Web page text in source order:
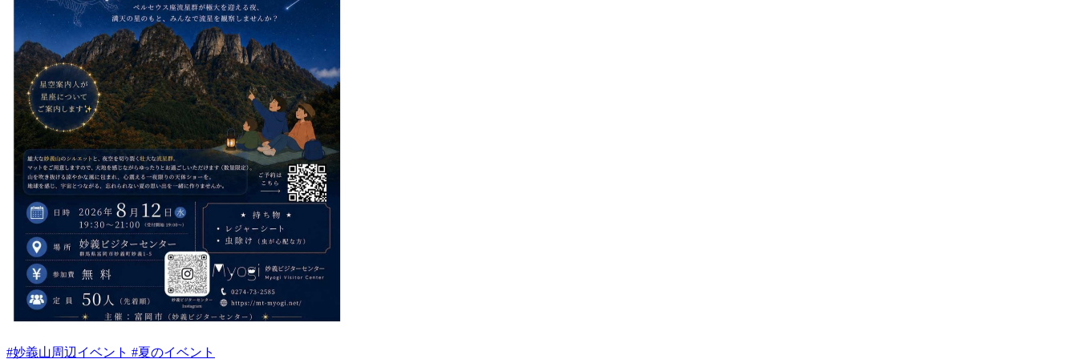
#妙義山周辺イベント #夏のイベント